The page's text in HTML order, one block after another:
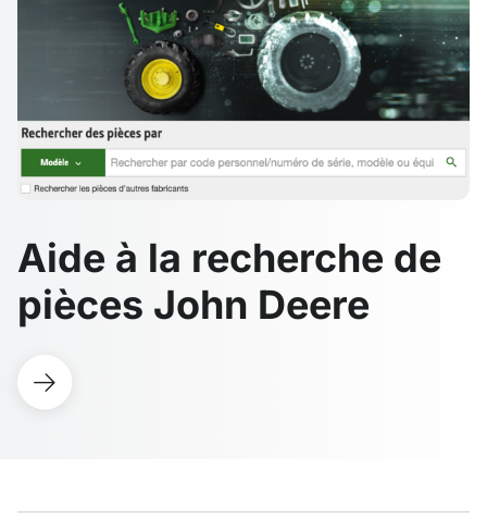
Aide à la recherche de
pièces John Deere